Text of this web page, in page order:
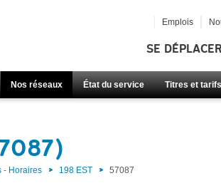
SE DÉPLACER
Nos réseaux État du service Titres et tarifs
Emplois
- Horaires 198 EST 57087